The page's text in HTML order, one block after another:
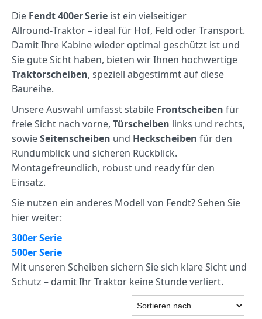
Die Fendt 400er Serie ist ein vielseitiger
Allround‑Traktor – ideal für Hof, Feld oder Transport.
Damit Ihre Kabine wieder optimal geschützt ist und
Sie gute Sicht haben, bieten wir Ihnen hochwertige
Traktorscheiben, speziell abgestimmt auf diese
Baureihe.
Unsere Auswahl umfasst stabile Frontscheiben für
freie Sicht nach vorne, Türscheiben links und rechts,
sowieSeitenscheiben und Heckscheiben für den
Rundumblick und sicheren Rückblick.
Montagefreundlich, robust und ready für den
Einsatz.
Sie nutzen ein anderes Modell von Fendt? Sehen Sie
hier weiter:
300er Serie
500er Serie
Mit unseren Scheiben sichern Sie sich klare Sicht und
Schutz – damit Ihr Traktor keine Stunde verliert.